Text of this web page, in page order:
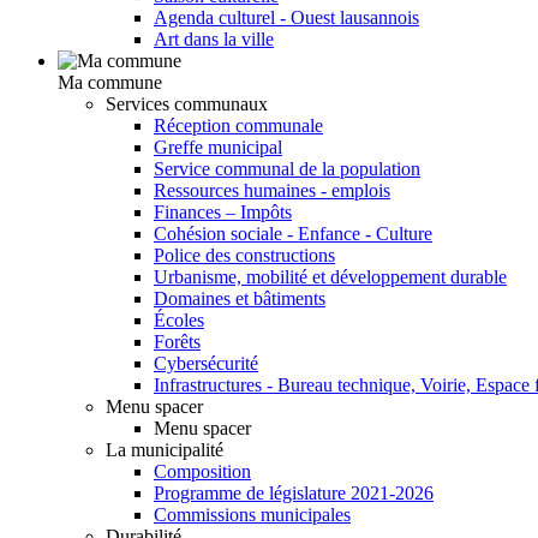
Agenda culturel - Ouest lausannois
Art dans la ville
Ma commune
Services communaux
Réception communale
Greffe municipal
Service communal de la population
Ressources humaines - emplois
Finances – Impôts
Cohésion sociale - Enfance - Culture
Police des constructions
Urbanisme, mobilité et développement durable
Domaines et bâtiments
Écoles
Forêts
Cybersécurité
Infrastructures - Bureau technique, Voirie, Espace
Menu spacer
Menu spacer
La municipalité
Composition
Programme de législature 2021-2026
Commissions municipales